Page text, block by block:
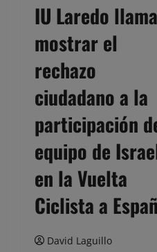
IU Laredo
mostrar el
rechazo
ciudadano a la
participación
equipo de
en la Vuelta
Ciclista a
David Laguillo